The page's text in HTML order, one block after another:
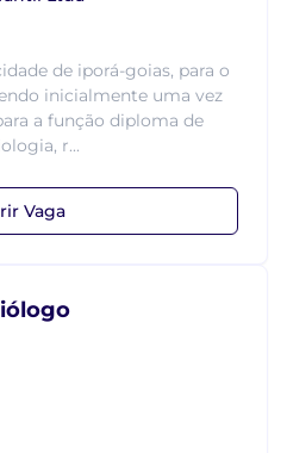
de iporá-goias, para o
inicialmente uma vez
a função diploma de
r...
Vaga